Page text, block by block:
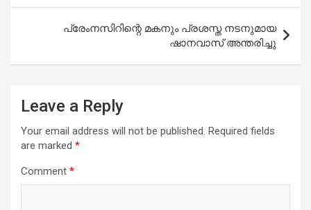
പ്രേംനസിറിന്റെ മകനും പ്രശസ്ത നടനുമായ
ഷാനവാസ് അന്തരിച്ചു
Leave a Reply
Your email address will not be published. Required fields
are marked *
Comment *